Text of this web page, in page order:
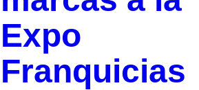
Expo
Franquicias